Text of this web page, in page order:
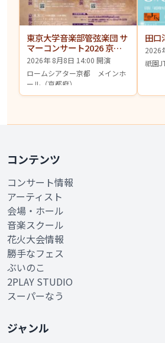
東京大学音楽部管弦楽団 サ
マーコンサート2026 京都
公演
2026年 8月8日 14:00 開演
ロームシアター京都 メインホ
ール（京都府）
田口
2026
祇園
コンテンツ
コンサート情報
アーティスト
会場・ホール
音楽スクール
花火大会情報
勝手なフェス
ぶいのこ
2PLAY STUDIO
スーパーなう
ジャンル